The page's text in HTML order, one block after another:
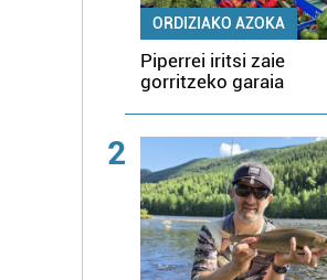
ORDIZIAKO AZOKA
Piperrei iritsi zaie
gorritzeko garaia
2